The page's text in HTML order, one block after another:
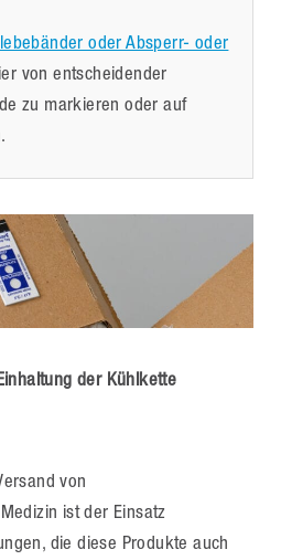
oder Absperr- oder
von entscheidender
zu markieren oder auf
der Kühlkette
von
ist der Einsatz
die diese Produkte auch